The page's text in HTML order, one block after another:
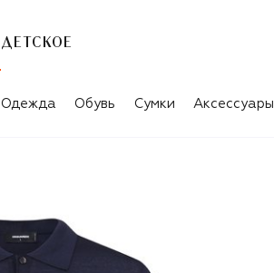
ДЕТСКОЕ
Одежда Обувь Сумки Аксессуары